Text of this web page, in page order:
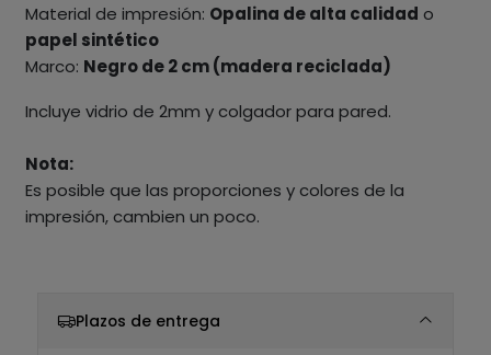
Material de impresión: Opalina de alta calidad o
papel sintético
Marco: Negro de 2 cm (madera reciclada)
Incluye vidrio de 2mm y colgador para pared.
Nota:
Es posible que las proporciones y colores de la
impresión, cambien un poco.
Plazos de entrega